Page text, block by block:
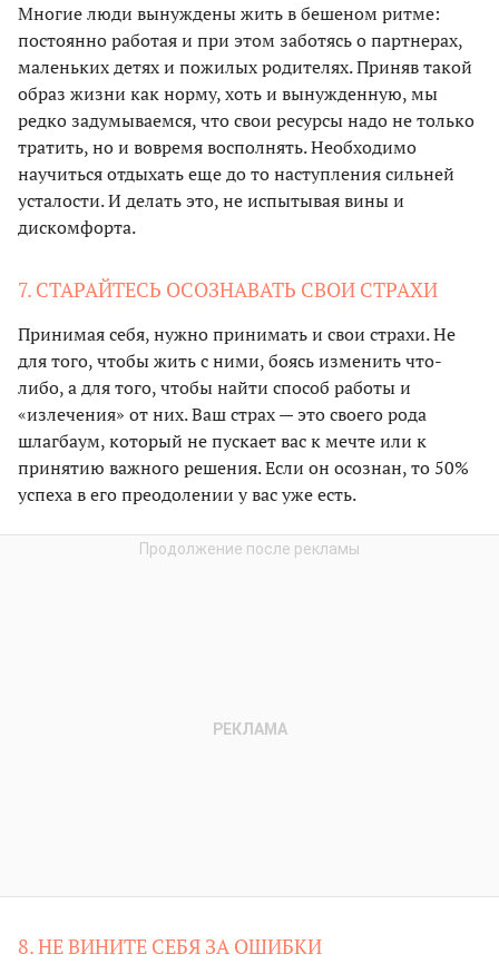
Многие люди вынуждены жить в бешеном ритме:
постоянно работая и при этом заботясь о партнерах,
маленьких детях и пожилых родителях. Приняв такой
образ жизни как норму, хоть и вынужденную, мы
редко задумываемся, что свои ресурсы надо не только
тратить, но и вовремя восполнять. Необходимо
научиться отдыхать еще до то наступления сильней
усталости. И делать это, не испытывая вины и
дискомфорта.
7. СТАРАЙТЕСЬ ОСОЗНАВАТЬ СВОИ СТРАХИ
Принимая себя, нужно принимать и свои страхи. Не
для того, чтобы жить с ними, боясь изменить что-
либо, а для того, чтобы найти способ работы и
«излечения» от них. Ваш страх — это своего рода
шлагбаум, который не пускает вас к мечте или к
принятию важного решения. Если он осознан, то 50%
успеха в его преодолении у вас уже есть.
8. НЕ ВИНИТЕ СЕБЯ ЗА ОШИБКИ